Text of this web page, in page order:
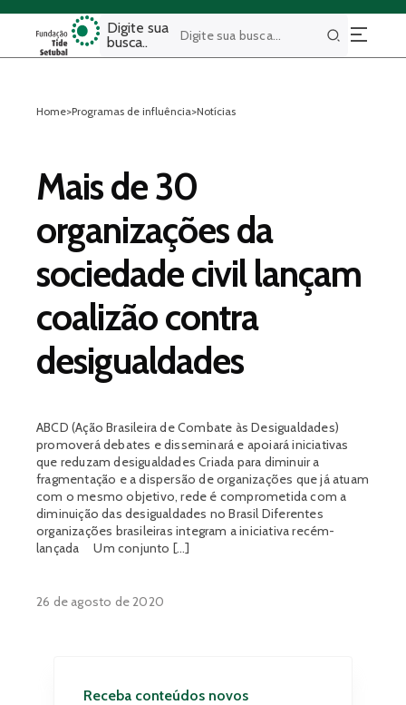
Digite sua
busca..
Buscar
Home>Programas de influência>Notícias
Mais de 30
organizações da
sociedade civil lançam
coalizão contra
desigualdades
ABCD (Ação Brasileira de Combate às Desigualdades)
promoverá debates e disseminará e apoiará iniciativas
que reduzam desigualdades Criada para diminuir a
fragmentação e a dispersão de organizações que já atuam
com o mesmo objetivo, rede é comprometida com a
diminuição das desigualdades no Brasil Diferentes
organizações brasileiras integram a iniciativa recém-
lançada Um conjunto […]
26 de agosto de 2020
Receba conteúdos novos